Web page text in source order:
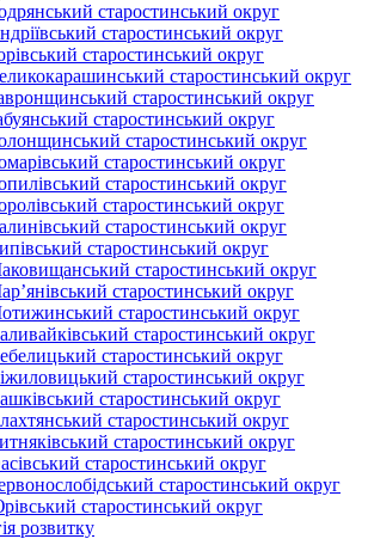
старостинський округ
старостинський округ
старостинський округ
старостинський округ
старостинський округ
старостинський округ
старостинський округ
старостинський округ
старостинський округ
старостинський округ
старостинський округ
старостинський округ
старостинський округ
старостинський округ
старостинський округ
старостинський округ
старостинський округ
старостинський округ
старостинський округ
старостинський округ
старостинський округ
старостинський округ
старостинський округ
старостинський округ
розвитку